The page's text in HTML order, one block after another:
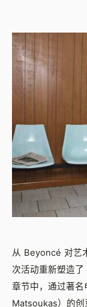
从 Beyoncé 对艺
次活动重新塑造了
章节中，通过著名
Matsoukas）的创